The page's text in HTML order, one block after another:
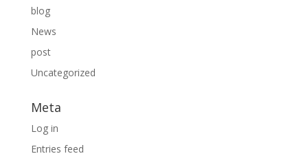
blog
News
post
Uncategorized
Meta
Log in
Entries feed